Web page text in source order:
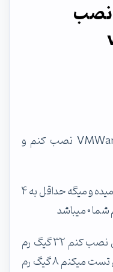
نصب
دوستان من میخوام VMWare vCenter نصب کنم و
موقع نصب پیغام خطای کمبود رم میده و میگه حداقل به 4
سیستم اصلی که میخوام برم روش نصب کنم 32 گیگ رم
داره ولی این سیستمی که دارم روش تست میکنم 8 گیگ رم